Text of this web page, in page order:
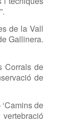
de la Vall
Gallinera.
Corrals de
de
de